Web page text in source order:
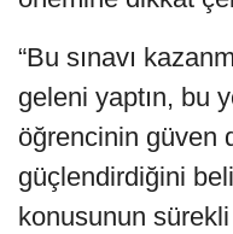
“Bu sınavı
geleni yaptın, bu
öğrencinin güven
güçlendirdiğini
konusunun sürekli